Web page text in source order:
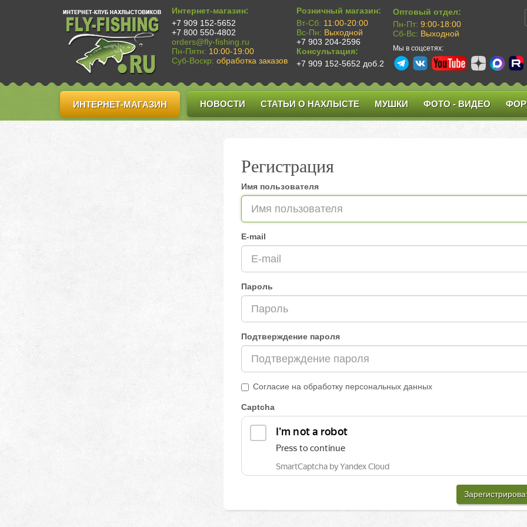
Интернет-магазин:
+7 909 152-5652
+7 800 550-4802
orders@fly-fishing.ru
Пн-Пятн: 10:00-19:00
Суб-Воскр: обработка заказов
Розничный магазин:
Вт-Сб: 11:00-20:00
Вс-Пн: Выходной
+7 903 204-2596
Консультация:
+7 909 152-5652 доб.2
Оптовый отдел:
Пн-Пт: 9:00-18:00
Сб-Вс: Выходной
Мы в соцсетях:
ИНТЕРНЕТ-МАГАЗИН НОВОСТИ СТАТЬИ О НАХЛЫСТЕ МУШКИ ФОТО - ВИДЕО
Регистрация
Имя пользователя
E-mail
Пароль
Подтверждение пароля
Согласие на обработку персональных данных
Captcha